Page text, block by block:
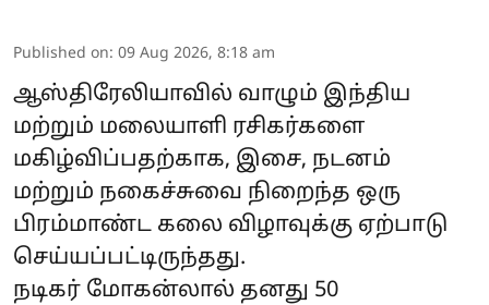
Published on: 09 Aug 2026, 8:18 am
ஆஸ்திரேலியாவில் வாழும் இந்திய
மற்றும் மலையாளி ரசிகர்களை
மகிழ்விப்பதற்காக, இசை, நடனம்
மற்றும் நகைச்சுவை நிறைந்த ஒரு
பிரம்மாண்ட கலை விழாவுக்கு ஏற்பாடு
செய்யப்பட்டிருந்தது.
நடிகர் மோகன்லால் தனது 50